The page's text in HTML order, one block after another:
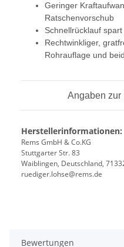
Geringer
Ratschenvorschub
Schnellrücklauf
Rechtwinkliger,
Rohrauflage und
Angaben zur
Herstellerinformationen:
Rems GmbH & Co.KG
Stuttgarter Str. 83
Waiblingen, Deutschland,
ruediger.lohse@rems.de
Bewertungen